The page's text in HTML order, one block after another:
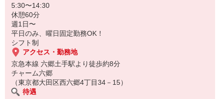
5:30〜14:30
休憩60分
週1日〜
平日のみ、曜日固定勤務OK！
シフト制
アクセス・勤務地
京急本線 六郷土手駅より徒歩約8分
チャーム六郷
（東京都大田区西六郷4丁目34－15）
待遇